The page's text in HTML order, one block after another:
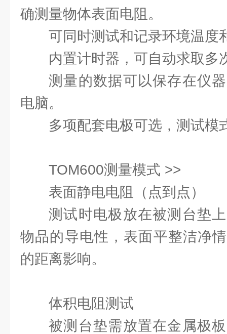
确测量物体表面电阻。
可同时测试和记录环境温度
内置计时器，可自动求取多
测量的数据可以保存在仪
电脑。
多项配套电极可选，测试模
TOM600测量模式 >>
表面静电电阻（点到点）
测试时电极放在被测台垫
物品的导电性，表面平整洁净
的距离影响。
体积电阻测试
被测台垫需放置在金属极